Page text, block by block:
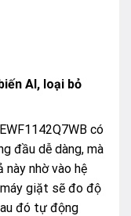
AI, loại bỏ
có
đầu dễ dàng, mà
nhờ vào hệ
giặt sẽ đo độ
đó tự động